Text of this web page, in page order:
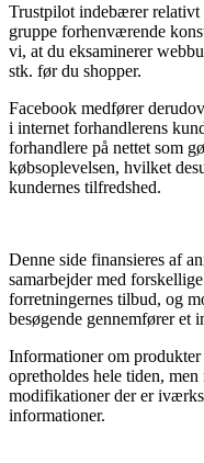
Trustpilot indebærer relativt
gruppe forhenværende
vi, at du eksaminerer
stk. før du shopper.
Facebook medfører
i internet forhandlerens
forhandlere på nettet som
købsoplevelsen, hvilket
kundernes tilfredshed.
Denne side finansieres af
samarbejder med
forretningernes tilbud, og
besøgende gennemfører et
Informationer om
opretholdes hele tiden,
modifikationer der er
informationer.